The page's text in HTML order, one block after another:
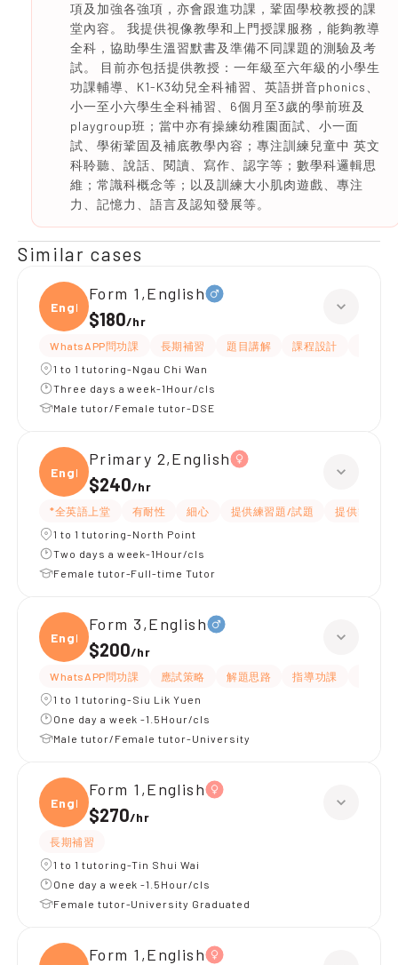
項及加強各強項，亦會跟進功課，鞏固學校教授的課
堂內容。 我提供視像教學和上門授課服務，能夠教導
全科，協助學生溫習默書及準備不同課題的測驗及考
試。 目前亦包括提供教授：一年級至六年級的小學生
功課輔導、K1-K3幼兒全科補習、英語拼音phonics、
小一至小六學生全科補習、6個月至3歲的學前班及
playgroup班；當中亦有操練幼稚園面試、小一面
試、學術鞏固及補底教學內容；專注訓練兒童中 英文
科聆聽、說話、閱讀、寫作、認字等；數學科邏輯思
維；常識科概念等；以及訓練大小肌肉遊戲、專注
力、記憶力、語言及認知發展等。
Similar cases
Engli
Form 1,English
$180/hr
WhatsAPP問功課 長期補習 題目講解 課程設計
1 to 1 tutoring-Ngau Chi Wan
Three days a week-1Hour/cls
Male tutor/Female tutor-DSE
Engli
Primary 2,English
$240/hr
*全英語上堂 有耐性 細心 提供練習題/試題
提供筆記
1 to 1 tutoring-North Point
Two days a week-1Hour/cls
Female tutor-Full-time Tutor
Engli
Form 3,English
$200/hr
WhatsAPP問功課 應試策略 解題思路 指導功課
1 to 1 tutoring-Siu Lik Yuen
One day a week -1.5Hour/cls
Male tutor/Female tutor-University
Engli
Form 1,English
$270/hr
長期補習
1 to 1 tutoring-Tin Shui Wai
One day a week -1.5Hour/cls
Female tutor-University Graduated
Form 1,English